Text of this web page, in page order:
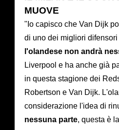
MUOVE
"Io capisco che Van Dijk
di uno dei migliori
l'olandese non andrà
Liverpool e ha anche già
in questa stagione dei
Robertson e Van Dijk.
considerazione l'idea di
nessuna parte, questa è